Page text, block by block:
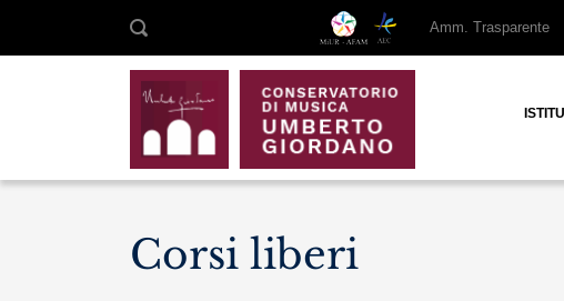
Amm. Trasparente
Corsi liberi